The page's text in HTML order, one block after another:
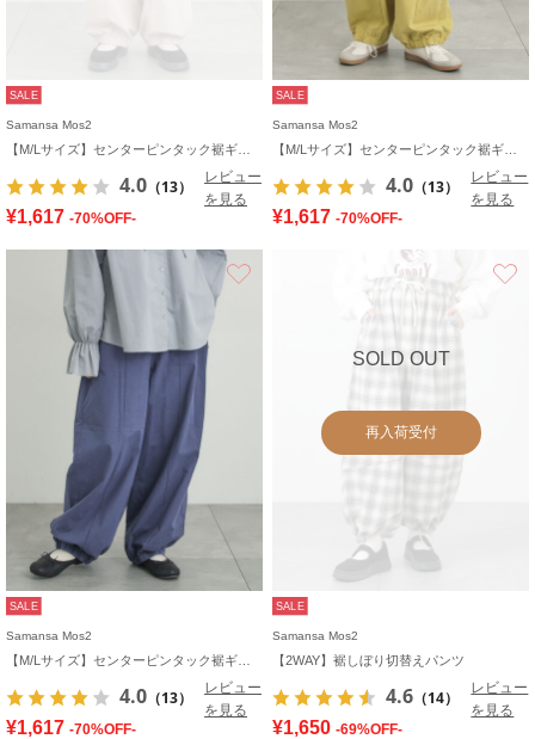
SALE
Samansa Mos2
4.0 （13）
レビュー
を見る
¥1,617 -70%OFF-
SALE
Samansa Mos2
4.0 （13）
レビュー
を見る
¥1,617 -70%OFF-
SALE
Samansa Mos2
4.0 （13）
レビュー
を見る
¥1,617 -70%OFF-
SOLD OUT
再入荷受付
SALE
Samansa Mos2
【2WAY】裾しぼり切替えパンツ
4.6 （14）
レビュー
を見る
¥1,650 -69%OFF-